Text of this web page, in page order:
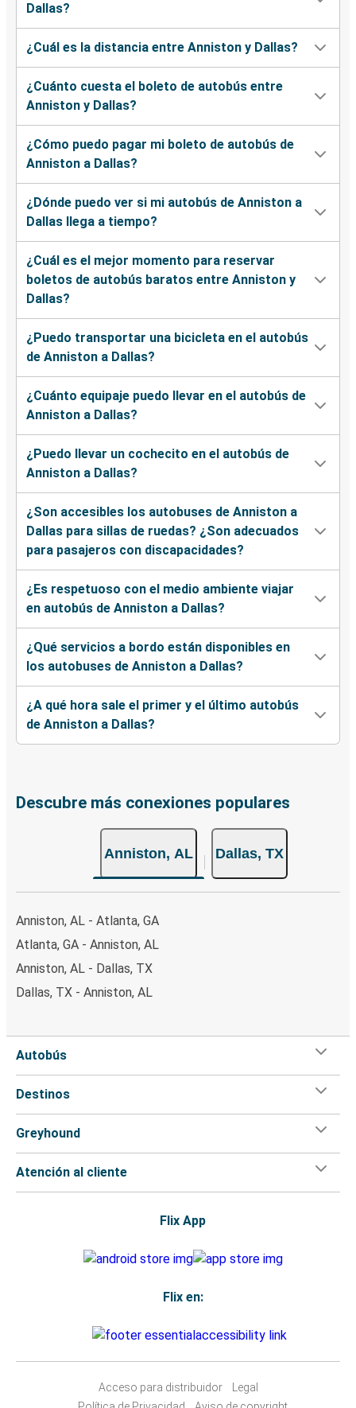
Dallas?
¿Cuál es la distancia entre Anniston y Dallas?
¿Cuánto cuesta el boleto de autobús entre
Anniston y Dallas?
¿Cómo puedo pagar mi boleto de autobús de
Anniston a Dallas?
¿Dónde puedo ver si mi autobús de Anniston a
Dallas llega a tiempo?
¿Cuál es el mejor momento para reservar
boletos de autobús baratos entre Anniston y
Dallas?
¿Puedo transportar una bicicleta en el autobús
de Anniston a Dallas?
¿Cuánto equipaje puedo llevar en el autobús de
Anniston a Dallas?
¿Puedo llevar un cochecito en el autobús de
Anniston a Dallas?
¿Son accesibles los autobuses de Anniston a
Dallas para sillas de ruedas? ¿Son adecuados
para pasajeros con discapacidades?
¿Es respetuoso con el medio ambiente viajar
en autobús de Anniston a Dallas?
¿Qué servicios a bordo están disponibles en
los autobuses de Anniston a Dallas?
¿A qué hora sale el primer y el último autobús
de Anniston a Dallas?
Descubre más conexiones populares
Anniston, AL Dallas, TX
Anniston, AL - Atlanta, GA
Atlanta, GA - Anniston, AL
Anniston, AL - Dallas, TX
Dallas, TX - Anniston, AL
Autobús
Destinos
Greyhound
Atención al cliente
Flix App
Flix en:
Acceso para distribuidor
Legal